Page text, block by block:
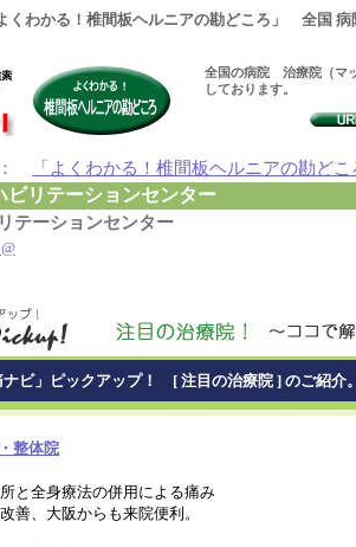
くわかる！椎間板ヘルニアの勘どころ」 全国 病
全国の病院 治療院（マ
しております。
「よくわかる！椎間板ヘルニアの勘どこ
リテーションセンター
テーションセンター
ナビ」ピックアップ！ [ 注目の治療院 ] のご紹介
整体院
と全身療法の併用による痛み
善、大阪からも来院便利。